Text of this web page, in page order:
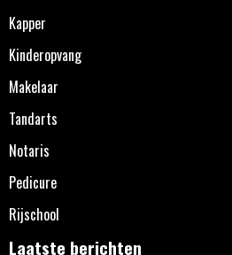
Kapper
Kinderopvang
Makelaar
Tandarts
Notaris
Pedicure
Rijschool
Laatste berichten